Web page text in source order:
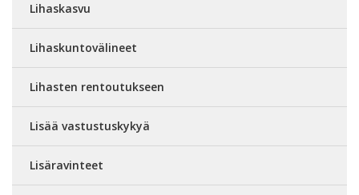
Lihaskasvu
Lihaskuntovälineet
Lihasten rentoutukseen
Lisää vastustuskykyä
Lisäravinteet